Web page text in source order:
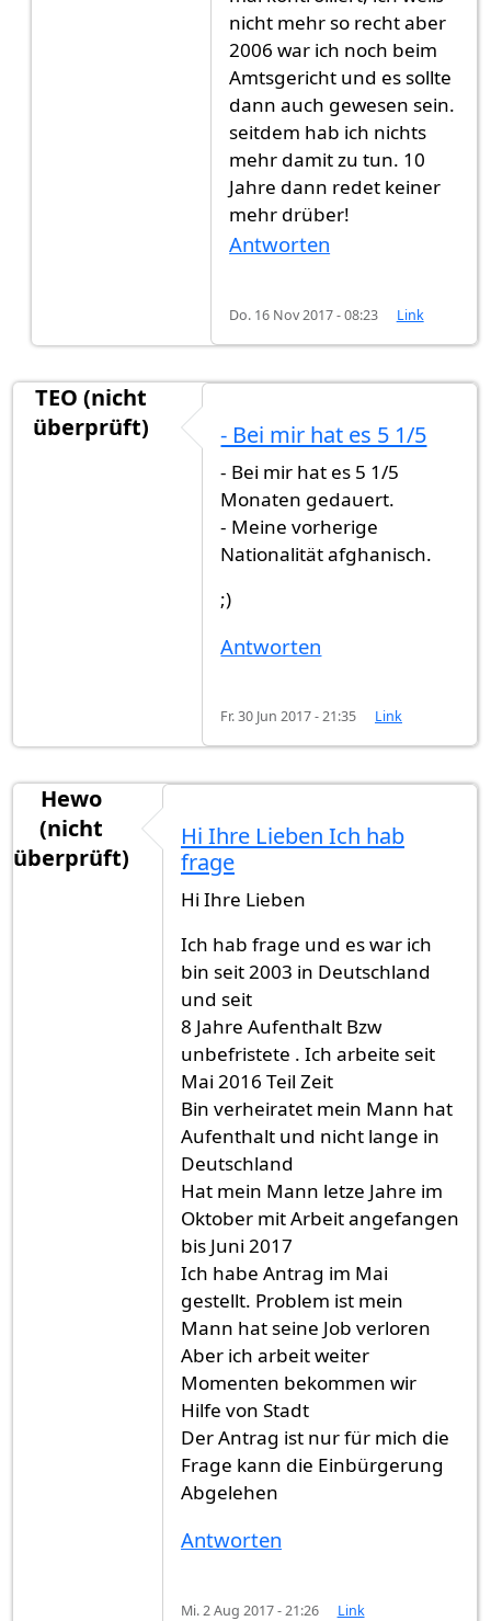
nicht mehr so recht aber
2006 war ich noch beim
Amtsgericht und es sollte
dann auch gewesen sein.
seitdem hab ich nichts
mehr damit zu tun. 10
Jahre dann redet keiner
mehr drüber!
Antworten
Do. 16 Nov 2017 - 08:23 Link
TEO (nicht
überprüft)
- Bei mir hat es 5 1/5
- Bei mir hat es 5 1/5
Monaten gedauert.
- Meine vorherige
Nationalität afghanisch.
;)
Antworten
Fr. 30 Jun 2017 - 21:35 Link
Hewo
(nicht
überprüft)
Hi Ihre Lieben Ich hab
frage
Hi Ihre Lieben
Ich hab frage und es war ich
bin seit 2003 in Deutschland
und seit
8 Jahre Aufenthalt Bzw
unbefristete . Ich arbeite seit
Mai 2016 Teil Zeit
Bin verheiratet mein Mann hat
Aufenthalt und nicht lange in
Deutschland
Hat mein Mann letze Jahre im
Oktober mit Arbeit angefangen
bis Juni 2017
Ich habe Antrag im Mai
gestellt. Problem ist mein
Mann hat seine Job verloren
Aber ich arbeit weiter
Momenten bekommen wir
Hilfe von Stadt
Der Antrag ist nur für mich die
Frage kann die Einbürgerung
Abgelehen
Antworten
Mi. 2 Aug 2017 - 21:26 Link